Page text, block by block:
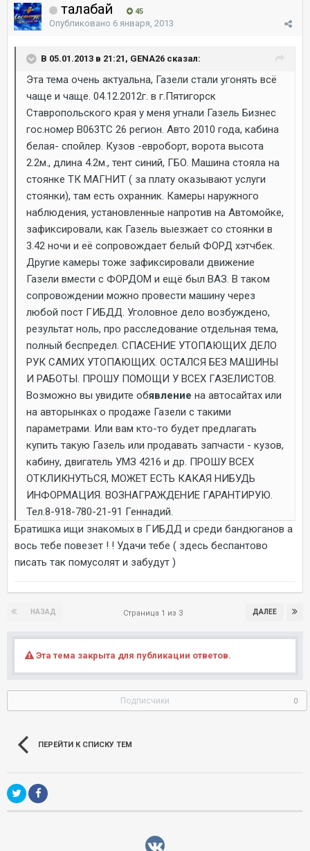
талабай 45
Опубликовано 6 января, 2013
В 05.01.2013 в 21:21, GENA26 сказал:
Эта тема очень актуальна, Газели стали угонять всё
чаще и чаще. 04.12.2012г. в г.Пятигорск
Ставропольского края у меня угнали Газель Бизнес
гос.номер В063ТС 26 регион. Авто 2010 года, кабина
белая- спойлер. Кузов -евроборт, ворота высота
2.2м., длина 4.2м., тент синий, ГБО. Машина стояла на
стоянке ТК МАГНИТ ( за плату оказывают услуги
стоянки), там есть охранник. Камеры наружного
наблюдения, установленные напротив на Автомойке,
зафиксировали, как Газель выезжает со стоянки в
3.42 ночи и её сопровождает белый ФОРД хэтчбек.
Другие камеры тоже зафиксировали движение
Газели вмести с ФОРДОМ и ещё был ВАЗ. В таком
сопровождении можно провести машину через
любой пост ГИБДД. Уголовное дело возбуждено,
результат ноль, про расследование отдельная тема,
полный беспредел. СПАСЕНИЕ УТОПАЮЩИХ ДЕЛО
РУК САМИХ УТОПАЮЩИХ. ОСТАЛСЯ БЕЗ МАШИНЫ
И РАБОТЫ. ПРОШУ ПОМОЩИ У ВСЕХ ГАЗЕЛИСТОВ.
Возможно вы увидите обявление на автосайтах или
на авторынках о продаже Газели с такими
параметрами. Или вам кто-то будет предлагать
купить такую Газель или продавать запчасти - кузов,
кабину, двигатель УМЗ 4216 и др. ПРОШУ ВСЕХ
ОТКЛИКНУТЬСЯ, МОЖЕТ ЕСТЬ КАКАЯ НИБУДЬ
ИНФОРМАЦИЯ. ВОЗНАГРАЖДЕНИЕ ГАРАНТИРУЮ.
Тел.8-918-780-21-91 Геннадий.
Братишка ищи знакомых в ГИБДД и среди бандюганов а
вось тебе повезет ! ! Удачи тебе ( здесь беспантово
писать так помусолят и забудут )
НАЗАД ДАЛЕЕ
Страница 1 из 3
Эта тема закрыта для публикации ответов.
Подписчики 0
ПЕРЕЙТИ К СПИСКУ ТЕМ